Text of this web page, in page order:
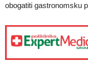
obogatiti gastronomsku